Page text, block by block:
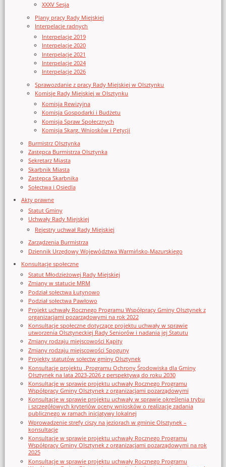
XXXV Sesja
Plany pracy Rady Miejskiej
Interpelacje radnych
Interpelacje 2019
Interpelacje 2020
Interpelacje 2021
Interpelacje 2024
Interpelacje 2026
Sprawozdanie z pracy Rady Miejskiej w Olsztynku
Komisje Rady Miejskiej w Olsztynku
Komisja Rewizyjna
Komisja Gospodarki i Budżetu
Komisja Spraw Społecznych
Komisja Skarg, Wniosków i Petycji
Burmistrz Olsztynka
Zastępca Burmistrza Olsztynka
Sekretarz Miasta
Skarbnik Miasta
Zastępca Skarbnika
Sołectwa i Osiedla
Akty prawne
Statut Gminy
Uchwały Rady Miejskiej
Rejestry uchwał Rady Miejskiej
Zarządzenia Burmistrza
Dziennik Urzędowy Województwa Warmińsko-Mazurskiego
Konsultacje społeczne
Statut Młodzieżowej Rady Miejskiej
Zmiany w statucie MRM
Podział sołectwa Łutynowo
Podział sołectwa Pawłowo
Projekt uchwały Rocznego Programu Współpracy Gminy Olsztynek z
organizacjami pozarządowymi na rok 2022
Konsultacje społeczne dotyczące projektu uchwały w sprawie
utworzenia Olsztyneckiej Rady Seniorów i nadania jej Statutu
Zmiany rodzaju miejscowości Kąpity
Zmiany rodzaju miejscowości Spoguny
Projekty statutów sołectw gminy Olsztynek
Konsultacje projektu „Programu Ochrony Środowiska dla Gminy
Olsztynek na lata 2023-2026 z perspektywą do roku 2030
Konsultacje w sprawie projektu uchwały Rocznego Programu
Współpracy Gminy Olsztynek z organizacjami pozarządowymi
Konsultacje w sprawie projektu uchwały w sprawie określenia trybu
i szczegółowych kryteriów oceny wniosków o realizację zadania
publicznego w ramach inicjatywy lokalnej
Wprowadzenie strefy ciszy na jeziorach w gminie Olsztynek –
konsultacje
Konsultacje w sprawie projektu uchwały Rocznego Programu
Współpracy Gminy Olsztynek z organizacjami pozarządowymi na rok
2025
Konsultacje w sprawie projektu uchwały Rocznego Programu